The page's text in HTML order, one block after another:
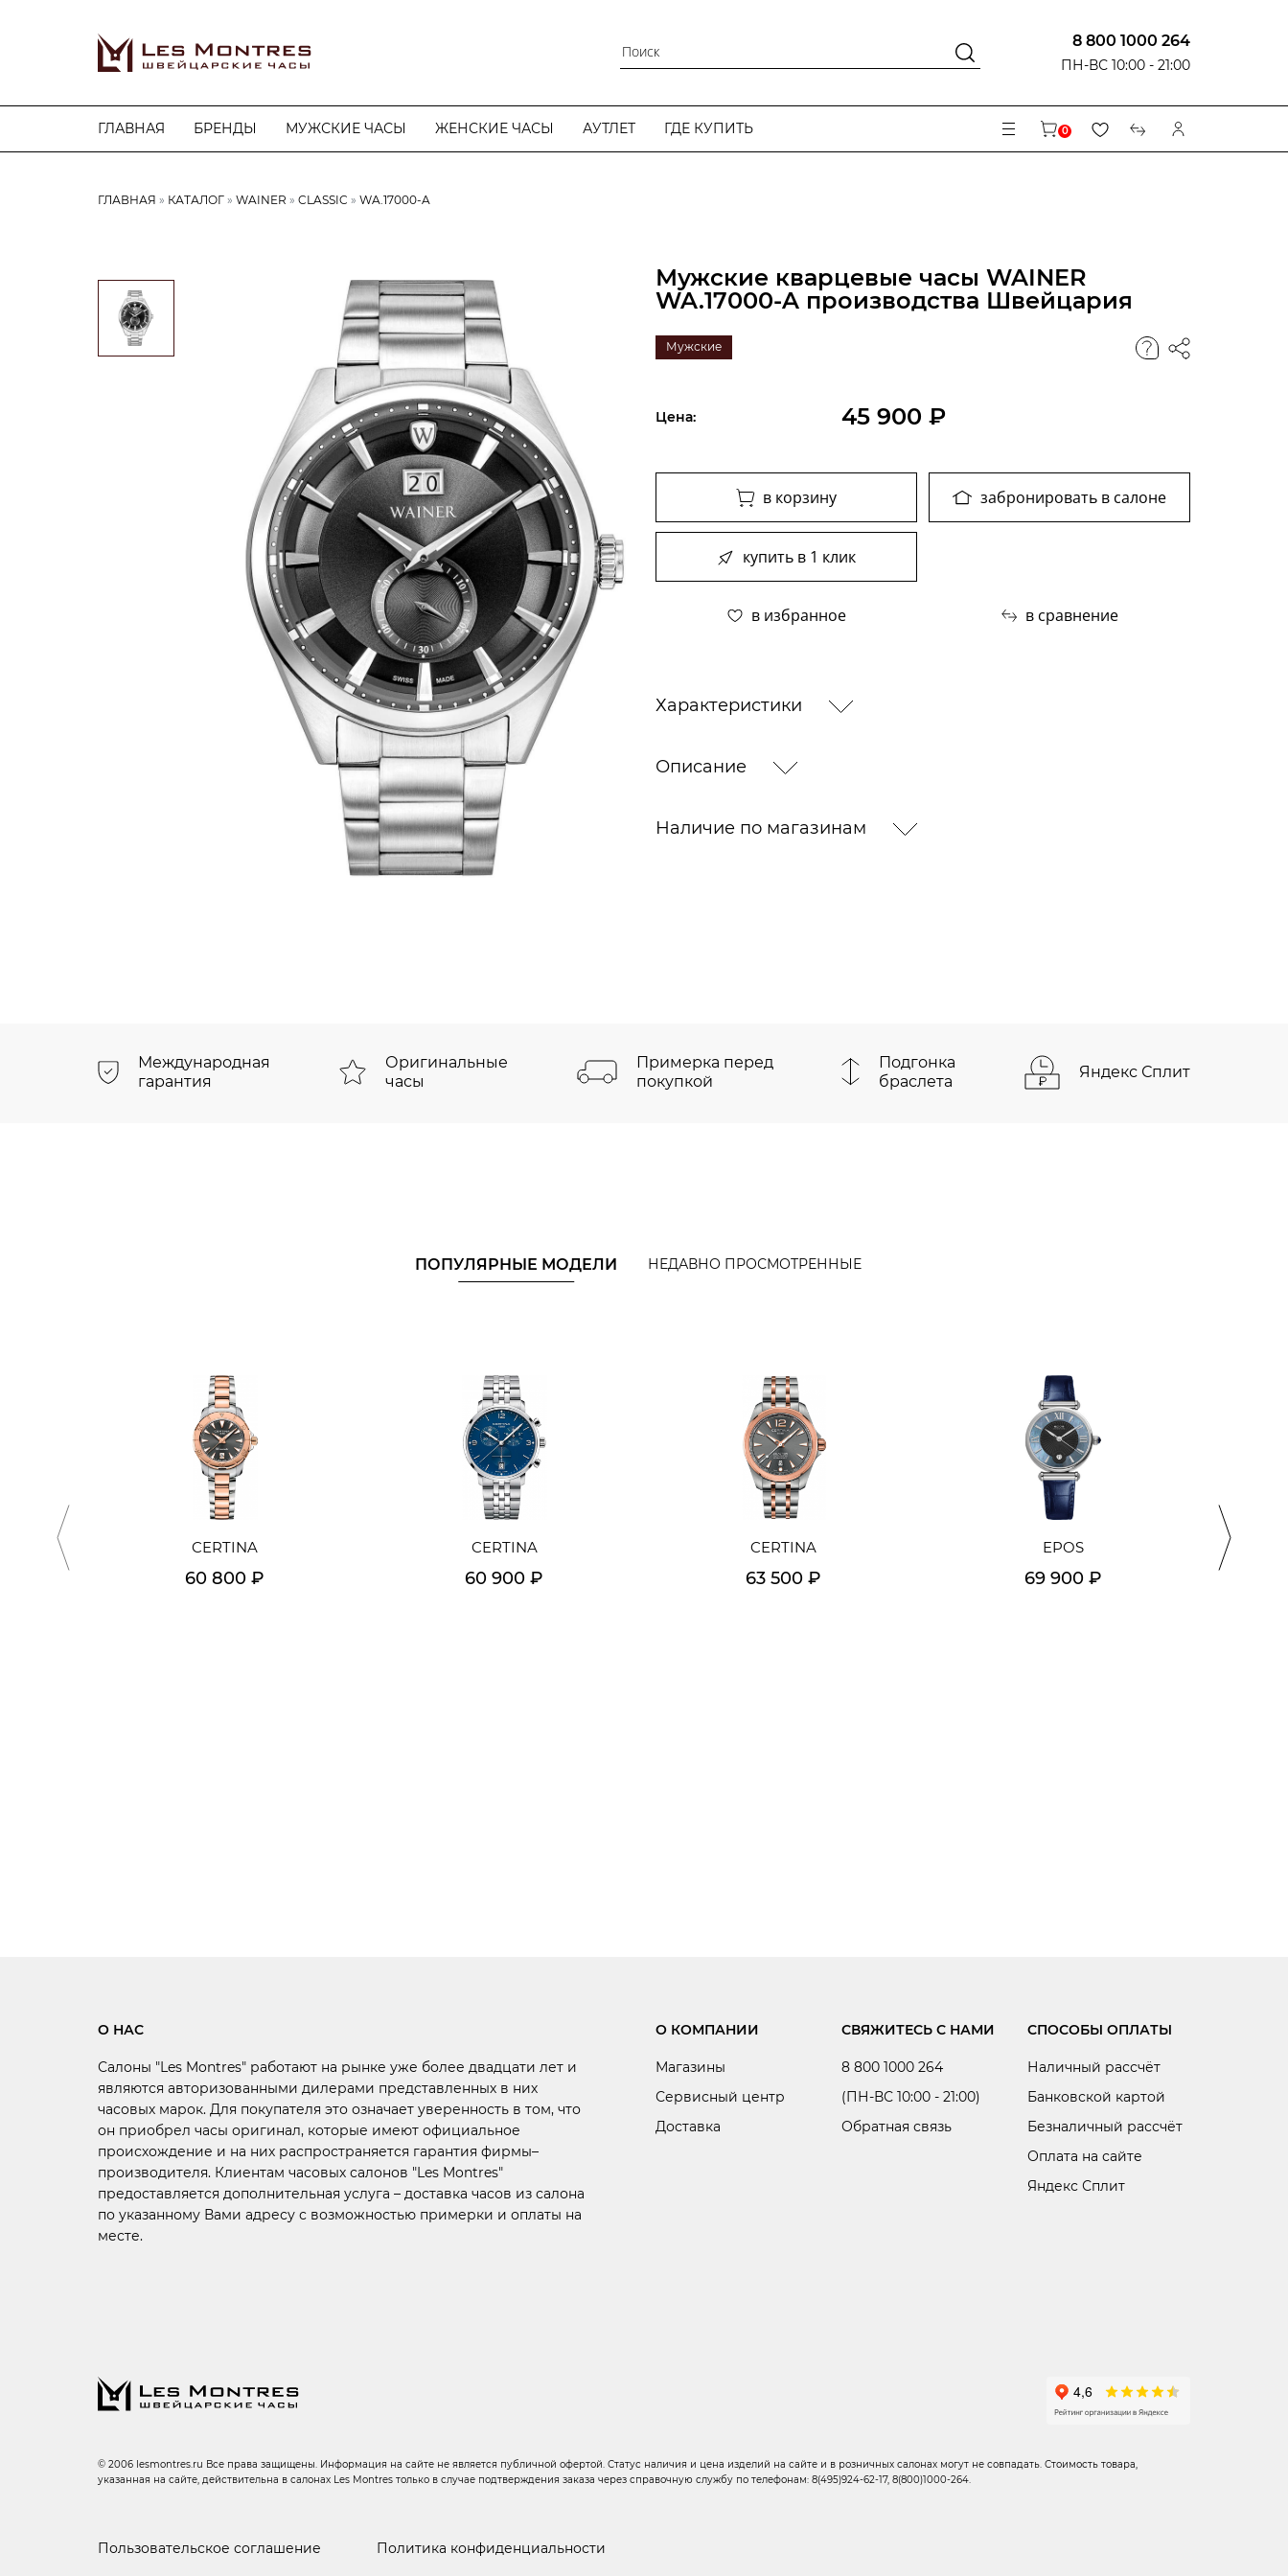
8 800 1000 264
ПН-ВС 10:00 - 21:00
ГЛАВНАЯ БРЕНДЫ МУЖСКИЕ ЧАСЫ ЖЕНСКИЕ ЧАСЫ АУТЛЕТ ГДЕ КУПИТЬ 0
ГЛАВНАЯ КАТАЛОГ WAINER CLASSIC WA.17000-A
Мужские кварцевые часы WAINER
WA.17000-A производства Швейцария
Мужские
Цена: 45 900 ₽
в корзину забронировать в салоне
купить в 1 клик
в избранное в сравнение
Характеристики
Описание
Наличие по магазинам
Международная
гарантия
Оригинальные
часы
Примерка перед
покупкой
Подгонка
браслета
Яндекс Сплит
ПОПУЛЯРНЫЕ МОДЕЛИ НЕДАВНО ПРОСМОТРЕННЫЕ
CERTINA
60 800 ₽
CERTINA
60 900 ₽
CERTINA
63 500 ₽
EPOS
69 900 ₽
О НАС
Салоны "Les Montres" работают на рынке уже более двадцати лет и
являются авторизованными дилерами представленных в них
часовых марок. Для покупателя это означает уверенность в том, что
он приобрел часы оригинал, которые имеют официальное
происхождение и на них распространяется гарантия фирмы–
производителя. Клиентам часовых салонов "Les Montres"
предоставляется дополнительная услуга – доставка часов из салона
по указанному Вами адресу с возможностью примерки и оплаты на
месте.
О КОМПАНИИ
Магазины
Сервисный центр
Доставка
СВЯЖИТЕСЬ С НАМИ
8 800 1000 264
(ПН-ВС 10:00 - 21:00)
Обратная связь
СПОСОБЫ ОПЛАТЫ
Наличный рассчёт
Банковской картой
Безналичный рассчёт
Оплата на сайте
Яндекс Сплит
© 2006 lesmontres.ru Все права защищены. Информация на сайте не является публичной офертой. Статус наличия и цена изделий на сайте и в розничных салонах могут не совпадать. Стоимость товара,
указанная на сайте, действительна в салонах Les Montres только в случае подтверждения заказа через справочную службу по телефонам: 8(495)924-62-17, 8(800)1000-264.
Пользовательское соглашение Политика конфиденциальности